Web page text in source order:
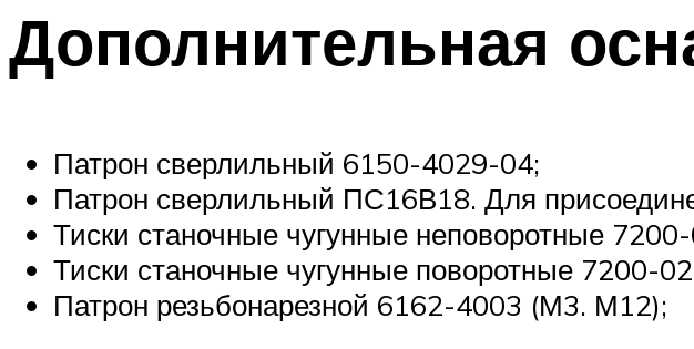
Дополнительная
Патрон сверлильный 6150-4029-04;
Патрон сверлильный ПС16В18. Для
Тиски станочные чугунные неповоротные
Тиски станочные чугунные поворотные 7200-
Патрон резьбонарезной 6162-4003 (М3. М12);